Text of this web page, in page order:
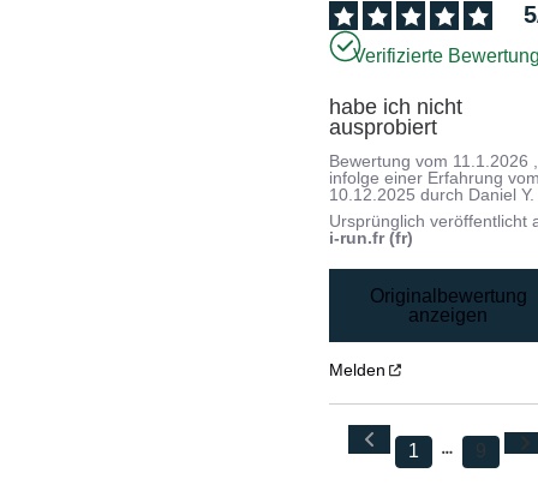
5
Verifizierte
habe ich nicht
ausprobiert
Bewertung vom 11.1.2026 ,
infolge einer Erfahrung
10.12.2025 durch Daniel Y.
Ursprünglich veröffentlicht
i-run.fr (fr)
Originalbewertung
anzeigen
Melden
1 9